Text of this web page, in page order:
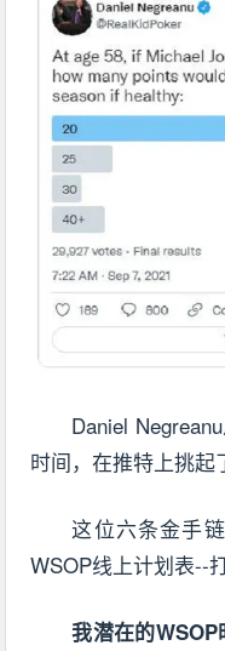
Daniel
时间，在推特上挑起
这位六条金手
WSOP线上计划表--
我潜在的